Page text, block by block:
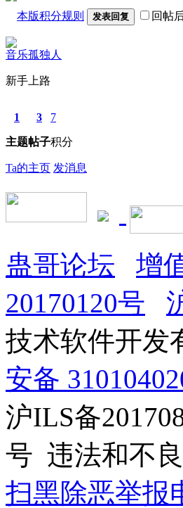
本版积分规则 发表回复 回帖
音乐孤独人
新手上路
1
主题
3
帖子
7
积分
Ta的主页 发消息
蛊哥论坛
增
20170120号
技术软件开发
安备
沪ILS备
号 违法和不
扫黑除恶举报